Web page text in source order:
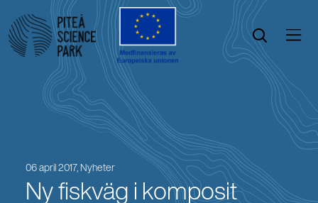
Öppna sök
Öppna menyn
06 april 2017, Nyheter
Ny fiskväg i komposit